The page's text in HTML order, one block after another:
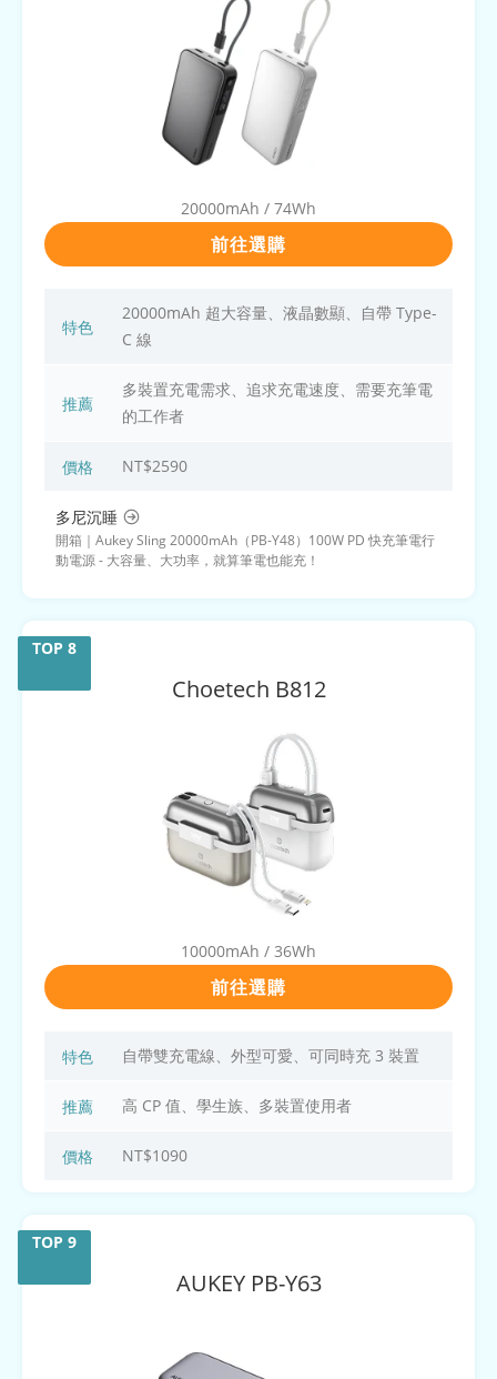
20000mAh / 74Wh
多尼沉睡
開箱｜Aukey Sling 20000mAh（PB-Y48）100W PD 快充筆電行
動電源 - 大容量、大功率，就算筆電也能充！
特色
20000mAh 超大容量、液晶數顯、自帶 Type-
C 線
推薦
多裝置充電需求、追求充電速度、需要充筆電
的工作者
價格 NT$2590
前往選購
Choetech B812
10000mAh / 36Wh
特色 自帶雙充電線、外型可愛、可同時充 3 裝置
推薦 高 CP 值、學生族、多裝置使用者
價格 NT$1090
前往選購
AUKEYPB-Y63